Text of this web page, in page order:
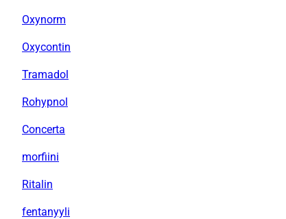
Oxynorm
Oxycontin
Tramadol
Rohypnol
Concerta
morfiini
Ritalin
fentanyyli